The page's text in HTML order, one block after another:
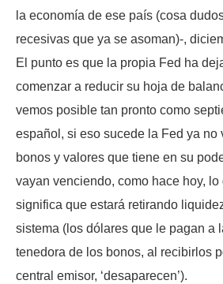
la economía de ese país (cosa
recesivas que ya se asoman)-,
El punto es que la propia Fed ha
comenzar a reducir su hoja de
vemos posible tan pronto como
español, si eso sucede la Fed ya no
bonos y valores que tiene en su
vayan venciendo, como hace hoy,
significa que estará retirando
sistema (los dólares que le pagan a
tenedora de los bonos, al recibirlos
central emisor, ‘desaparecen’).